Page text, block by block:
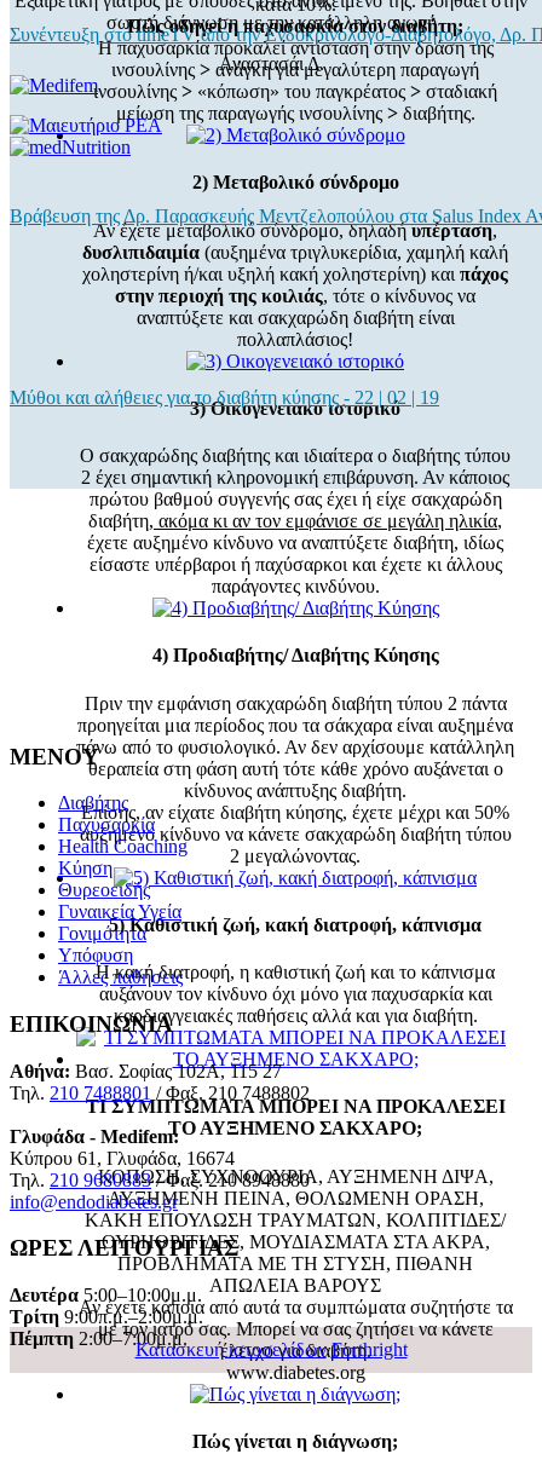
κατά 10%.
Πώς οδηγεί η παχυσαρκία στον διαβήτη;
Η παχυσαρκία προκαλεί αντίσταση στην δράση της
ινσουλίνης > ανάγκη για μεγαλύτερη παραγωγή
ινσουλίνης > «κόπωση» του παγκρέατος > σταδιακή
μείωση της παραγωγής ινσουλίνης >διαβήτης.
2) Μεταβολικό σύνδρομο
Αν έχετε μεταβολικό σύνδρομο, δηλαδήυπέρταση,
δυσλιπιδαιμία (αυξημένα τριγλυκερίδια, χαμηλή καλή
χοληστερίνη ή/και υξηλή κακή χοληστερίνη) και πάχος
στην περιοχή της κοιλιάς, τότε ο κίνδυνος να
αναπτύξετε και σακχαρώδη διαβήτη είναι
πολλαπλάσιος!
3) Οικογενειακό ιστορικό
Ο σακχαρώδης διαβήτης και ιδιαίτερα ο διαβήτης τύπου
2 έχει σημαντική κληρονομική επιβάρυνση. Αν κάποιος
πρώτου βαθμού συγγενής σας έχει ή είχε σακχαρώδη
διαβήτη, ακόμα κι αν τον εμφάνισε σε μεγάλη ηλικία,
έχετε αυξημένο κίνδυνο να αναπτύξετε διαβήτη, ιδίως
είσαστε υπέρβαροι ή παχύσαρκοι και έχετε κι άλλους
παράγοντες κινδύνου.
4) Προδιαβήτης/ Διαβήτης Κύησης
Πριν την εμφάνιση σακχαρώδη διαβήτη τύπου 2 πάντα
προηγείται μια περίοδος που τα σάκχαρα είναι αυξημένα
πάνω από το φυσιολογικό. Αν δεν αρχίσουμε κατάλληλη
θεραπεία στη φάση αυτή τότε κάθε χρόνο αυξάνεται ο
κίνδυνος ανάπτυξης διαβήτη.
Επίσης, αν είχατε διαβήτη κύησης, έχετε μέχρι και 50%
αυξημένο κίνδυνο να κάνετε σακχαρώδη διαβήτη τύπου
2 μεγαλώνοντας.
5) Καθιστική ζωή, κακή διατροφή, κάπνισμα
Η κακή διατροφή, η καθιστική ζωή και το κάπνισμα
αυξάνουν τον κίνδυνο όχι μόνο για παχυσαρκία και
καρδιαγγειακές παθήσεις αλλά και για διαβήτη.
ΤΙ ΣΥΜΠΤΩΜΑΤΑ ΜΠΟΡΕΙ ΝΑ ΠΡΟΚΑΛΕΣΕΙ
ΤΟ ΑΥΞΗΜΕΝΟ ΣΑΚΧΑΡΟ;
ΚΟΠΩΣΗ, ΣΥΧΝΟΟΥΡΙΑ, ΑΥΞΗΜΕΝΗ ΔΙΨΑ,
ΑΥΞΗΜΕΝΗ ΠΕΙΝΑ, ΘΟΛΩΜΕΝΗ ΟΡΑΣΗ,
ΚΑΚΗ ΕΠΟΥΛΩΣΗ ΤΡΑΥΜΑΤΩΝ, ΚΟΛΠΙΤΙΔΕΣ/
ΟΥΡΗΘΡΙΤΙΔΕΣ, ΜΟΥΔΙΑΣΜΑΤΑ ΣΤΑ ΑΚΡΑ,
ΠΡΟΒΛΗΜΑΤΑ ΜΕ ΤΗ ΣΤΥΣΗ, ΠΙΘΑΝΗ
ΑΠΩΛΕΙΑ ΒΑΡΟΥΣ
Αν έχετε κάποια από αυτά τα συμπτώματα συζητήστε τα
με τον ιατρό σας. Μπορεί να σας ζητήσει να κάνετε
έλεγχο για διαβήτη.
www.diabetes.org
Πώς γίνεται η διάγνωση;
Συνέντευξη στο timeTV από την Ενδοκρινολόγο-Διαβητολόγο,
Βράβευση της Δρ. Παρασκευής Μεντζελοπούλου στα Salus Index
Μύθοι και αλήθειες για το διαβήτη κύησης - 22 | 02 | 19
σωστή διάγνωση με την κατάλληλη αγωγή
Αναστασάι Δ.
MENOY
Διαβήτης
Παχυσαρκία
Health Coaching
Κύηση
Θυρεοειδής
Γυναικεία Υγεία
Γονιμότητα
Υπόφυση
Άλλες παθήσεις
ΕΠΙΚΟΙΝΩΝΙΑ
Αθήνα: Βασ. Σοφίας 102Α, 115 27
Τηλ. 210 7488801 / Φαξ. 210 7488802
Γλυφάδα - Medifem:
Κύπρου 61, Γλυφάδα, 16674
Τηλ. 210 9680883/ Φαξ. 210 8948880
info@endodiabetes.gr
ΩΡΕΣ ΛΕΙΤΟΥΡΓΙΑΣ
Δευτέρα 5:00–10:00μ.μ.
Τρίτη 9:00π.μ.–2:00μ.μ.
Πέμπτη 2:00–7:00μ.μ.
Κατασκευή ιστοσελίδων Forthright